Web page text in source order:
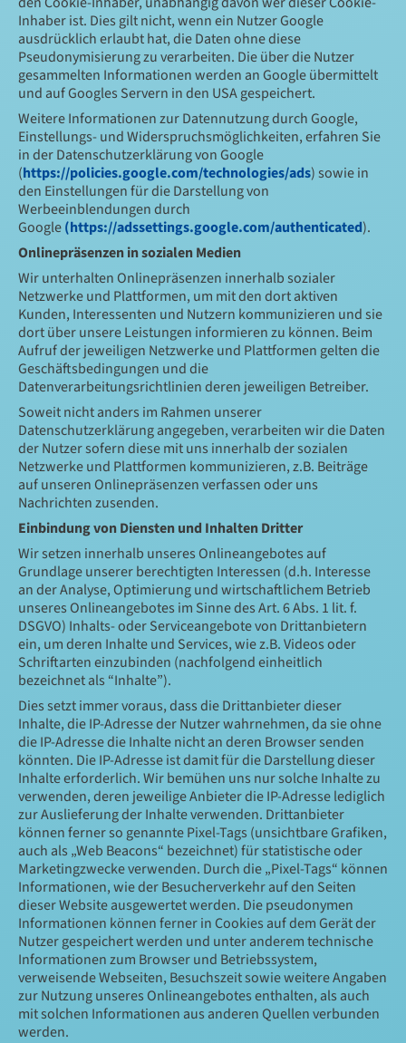
Inhaber ist. Dies gilt nicht, wenn ein Nutzer Google
ausdrücklich erlaubt hat, die Daten ohne diese
Pseudonymisierung zu verarbeiten. Die über die Nutzer
gesammelten Informationen werden an Google übermittelt
und auf Googles Servern in den USA gespeichert.
Weitere Informationen zur Datennutzung durch Google,
Einstellungs- und Widerspruchsmöglichkeiten, erfahren Sie
in der Datenschutzerklärung von Google
(https://policies.google.com/technologies/ads) sowie in
den Einstellungen für die Darstellung von
Werbeeinblendungen durch
Google(https://adssettings.google.com/authenticated).
Onlinepräsenzen in sozialen Medien
Wir unterhalten Onlinepräsenzen innerhalb sozialer
Netzwerke und Plattformen, um mit den dort aktiven
Kunden, Interessenten und Nutzern kommunizieren und sie
dort über unsere Leistungen informieren zu können. Beim
Aufruf der jeweiligen Netzwerke und Plattformen gelten die
Geschäftsbedingungen und die
Datenverarbeitungsrichtlinien deren jeweiligen Betreiber.
Soweit nicht anders im Rahmen unserer
Datenschutzerklärung angegeben, verarbeiten wir die Daten
der Nutzer sofern diese mit uns innerhalb der sozialen
Netzwerke und Plattformen kommunizieren, z.B. Beiträge
auf unseren Onlinepräsenzen verfassen oder uns
Nachrichten zusenden.
Einbindung von Diensten und Inhalten Dritter
Wir setzen innerhalb unseres Onlineangebotes auf
Grundlage unserer berechtigten Interessen (d.h. Interesse
an der Analyse, Optimierung und wirtschaftlichem Betrieb
unseres Onlineangebotes im Sinne des Art. 6 Abs. 1 lit. f.
DSGVO) Inhalts- oder Serviceangebote von Drittanbietern
ein, um deren Inhalte und Services, wie z.B. Videos oder
Schriftarten einzubinden (nachfolgend einheitlich
bezeichnet als “Inhalte”).
Dies setzt immer voraus, dass die Drittanbieter dieser
Inhalte, die IP-Adresse der Nutzer wahrnehmen, da sie ohne
die IP-Adresse die Inhalte nicht an deren Browser senden
könnten. Die IP-Adresse ist damit für die Darstellung dieser
Inhalte erforderlich. Wir bemühen uns nur solche Inhalte zu
verwenden, deren jeweilige Anbieter die IP-Adresse lediglich
zur Auslieferung der Inhalte verwenden. Drittanbieter
können ferner so genannte Pixel-Tags (unsichtbare Grafiken,
auch als „Web Beacons“ bezeichnet) für statistische oder
Marketingzwecke verwenden. Durch die „Pixel-Tags“ können
Informationen, wie der Besucherverkehr auf den Seiten
dieser Website ausgewertet werden. Die pseudonymen
Informationen können ferner in Cookies auf dem Gerät der
Nutzer gespeichert werden und unter anderem technische
Informationen zum Browser und Betriebssystem,
verweisende Webseiten, Besuchszeit sowie weitere Angaben
zur Nutzung unseres Onlineangebotes enthalten, als auch
mit solchen Informationen aus anderen Quellen verbunden
werden.